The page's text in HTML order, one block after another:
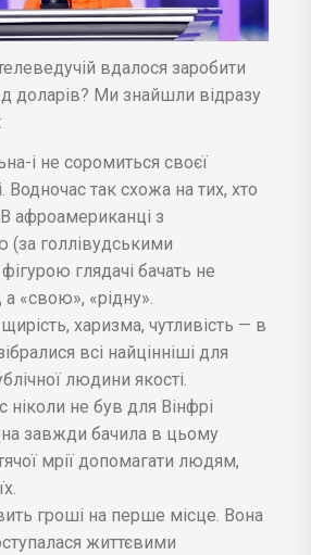
вдалося заробити
доларів? Ми знайшли відразу
і не соромиться своєї
Водночас так схожа на тих, хто
В афроамериканці з
(за голлівудськими
глядачі бачать не
«свою», «рідну».
щирість, харизма, чутливість — в
всі найцінніші для
людини якості.
ніколи не був для Вінфрі
завжди бачила в цьому
мрії допомагати людям,
гроші на перше місце. Вона
життєвими